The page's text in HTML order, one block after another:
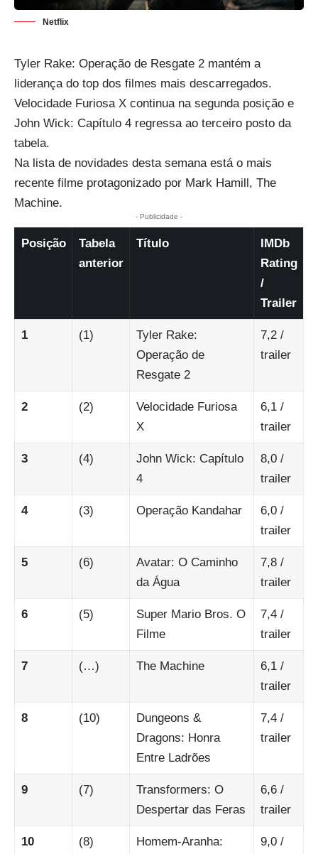
Netflix
Tyler Rake: Operação de Resgate 2 mantém a
liderança do top dos filmes mais descarregados.
Velocidade Furiosa X continua na segunda posição e
John Wick: Capítulo 4 regressa ao terceiro posto da
tabela.
Na lista de novidades desta semana está o mais
recente filme protagonizado por Mark Hamill, The
Machine.
- Publicidade -
Posição
Tabela
anterior
Título
IMDb
Rating
/
Trailer
1 (1)
Tyler Rake:
Operação de
Resgate 2
7,2/
trailer
2 (2)
Velocidade Furiosa
X
6,1/
trailer
3 (4)
John Wick: Capítulo
4
8,0/
trailer
4 (3) Operação Kandahar 6,0/
trailer
5 (6)
Avatar: O Caminho
da Água
7,8/
trailer
6 (5)
Super Mario Bros. O
Filme
7,4/
trailer
7 (…) The Machine 6,1/
trailer
8 (10)
Dungeons &
Dragons: Honra
Entre Ladrões
7,4/
trailer
9 (7)
Transformers: O
Despertar das Feras
6,6/
trailer
10 (8) Homem-Aranha: 9,0/